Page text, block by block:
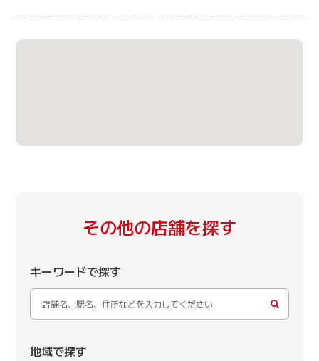
その他の店舗を探す
キーワードで探す
地域で探す